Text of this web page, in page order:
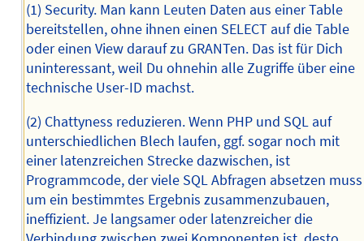
(1) Security. Man kann Leuten Daten aus einer Table
bereitstellen, ohne ihnen einen SELECT auf die Table
oder einen View darauf zu GRANTen. Das ist für Dich
uninteressant, weil Du ohnehin alle Zugriffe über eine
technische User-ID machst.
(2) Chattyness reduzieren. Wenn PHP und SQL auf
unterschiedlichen Blech laufen, ggf. sogar noch mit
einer latenzreichen Strecke dazwischen, ist
Programmcode, der viele SQL Abfragen absetzen muss
um ein bestimmtes Ergebnis zusammenzubauen,
ineffizient. Je langsamer oder latenzreicher die